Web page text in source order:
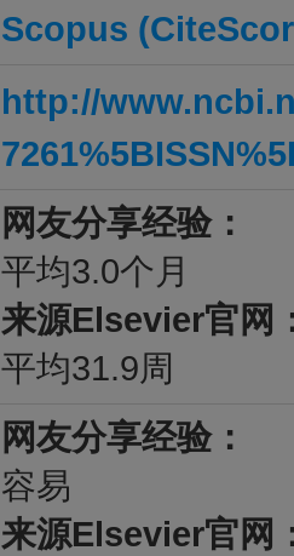
Scopus
http://
网友分享经验：
平均3.0个月
来源Elsevier官网
平均31.9周
网友分享经验：
容易
来源Elsevier官网